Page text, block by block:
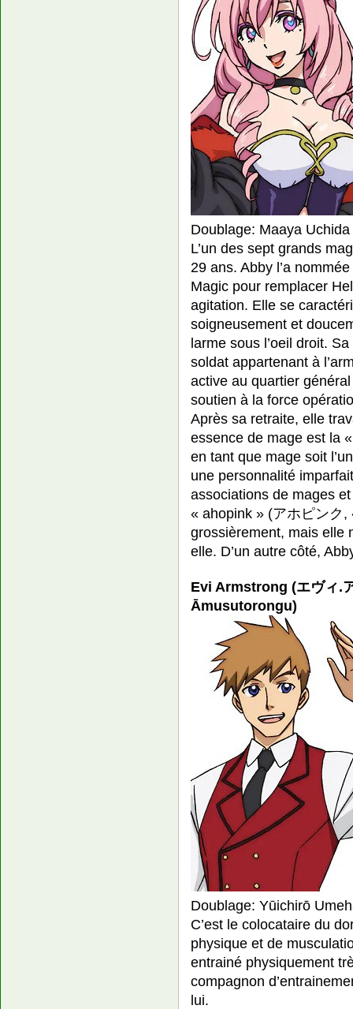
Doublage: Maaya Uchida
L’un des sept grands
29 ans. Abby l’a
Magic pour remplacer
agitation. Elle se
soigneusement et
larme sous l’oeil droit.
soldat appartenant à
active au quartier
soutien à la force
Après sa retraite, elle
essence de mage est la
en tant que mage soit
une personnalité
associations de mages
« ahopink » (アホピンク
grossièrement, mais elle
elle. D’un autre côté,
Evi Armstrong (エヴィ.
Āmusutorongu)
Doublage: Yūichirō
C’est le colocataire du
physique et de
entrainé physiquement
compagnon
lui.